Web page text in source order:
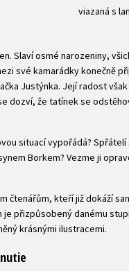
viazaná s
Slaví osmé narozeniny,
své kamarádky konečně
Justýnka. Její radost
dozví, že tatínek se
situací vypořádá?
Borkem? Vezme ji
čtenářům, kteří již dokáží
je přizpůsobený danému
krásnými ilustracemi.